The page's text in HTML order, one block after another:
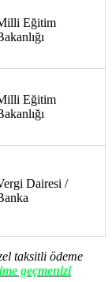
Eğitim
Eğitim
Dairesi /
taksitli ödeme
geçmenizi